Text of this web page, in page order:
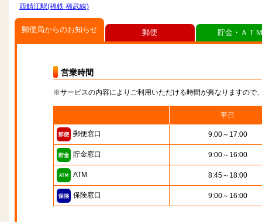
西鯖江駅(福鉄 福武線)
郵便局からのお知らせ
営業時間
※サービスの内容によりご利用いただける時間が異なりますので
平日
郵便窓口 9:00～17:00
貯金窓口 9:00～16:00
ATM 8:45～18:00
保険窓口 9:00～16:00
郵便 貯金・ＡＴ